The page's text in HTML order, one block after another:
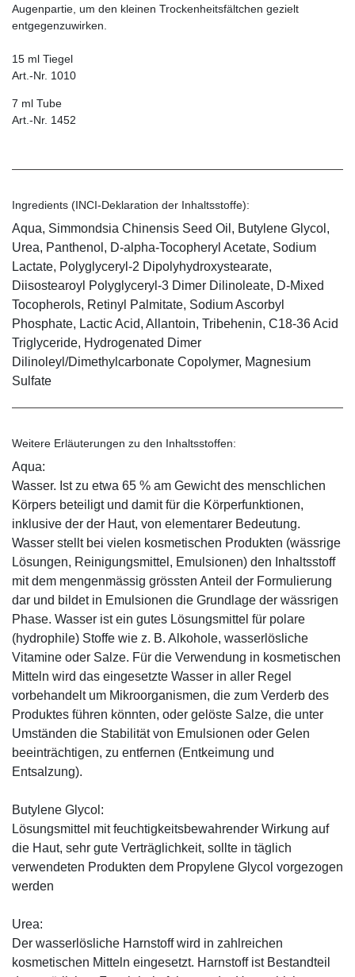
Augenpartie, um den kleinen Trockenheitsfältchen gezielt
entgegenzuwirken.
15 ml Tiegel
Art.-Nr. 1010
7 ml Tube
Art.-Nr. 1452
Ingredients (INCI-Deklaration der Inhaltsstoffe):
Aqua, Simmondsia Chinensis Seed Oil, Butylene Glycol,
Urea, Panthenol, D-alpha-Tocopheryl Acetate, Sodium
Lactate, Polyglyceryl-2 Dipolyhydroxystearate,
Diisostearoyl Polyglyceryl-3 Dimer Dilinoleate, D-Mixed
Tocopherols, Retinyl Palmitate, Sodium Ascorbyl
Phosphate, Lactic Acid, Allantoin, Tribehenin, C18-36 Acid
Triglyceride, Hydrogenated Dimer
Dilinoleyl/Dimethylcarbonate Copolymer, Magnesium
Sulfate
Weitere Erläuterungen zu den Inhaltsstoffen:
Aqua:
Wasser. Ist zu etwa 65 % am Gewicht des menschlichen
Körpers beteiligt und damit für die Körperfunktionen,
inklusive der der Haut, von elementarer Bedeutung.
Wasser stellt bei vielen kosmetischen Produkten (wässrige
Lösungen, Reinigungsmittel, Emulsionen) den Inhaltsstoff
mit dem mengenmässig grössten Anteil der Formulierung
dar und bildet in Emulsionen die Grundlage der wässrigen
Phase. Wasser ist ein gutes Lösungsmittel für polare
(hydrophile) Stoffe wie z. B. Alkohole, wasserlösliche
Vitamine oder Salze. Für die Verwendung in kosmetischen
Mitteln wird das eingesetzte Wasser in aller Regel
vorbehandelt um Mikroorganismen, die zum Verderb des
Produktes führen könnten, oder gelöste Salze, die unter
Umständen die Stabilität von Emulsionen oder Gelen
beeinträchtigen, zu entfernen (Entkeimung und
Entsalzung).
Butylene Glycol:
Lösungsmittel mit feuchtigkeitsbewahrender Wirkung auf
die Haut, sehr gute Verträglichkeit, sollte in täglich
verwendeten Produkten dem Propylene Glycol vorgezogen
werden
Urea:
Der wasserlösliche Harnstoff wird in zahlreichen
kosmetischen Mitteln eingesetzt. Harnstoff ist Bestandteil